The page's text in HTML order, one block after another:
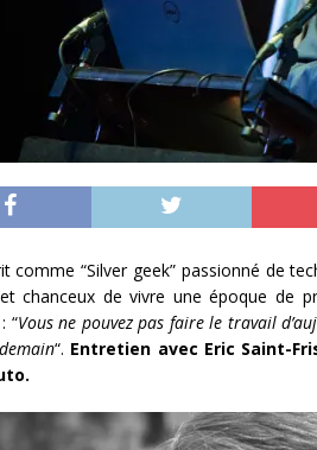
comme “Silver geek” passionné de
chanceux de vivre une époque de
“Vous ne pouvez pas faire le travail
“. Entretien avec Eric Saint-